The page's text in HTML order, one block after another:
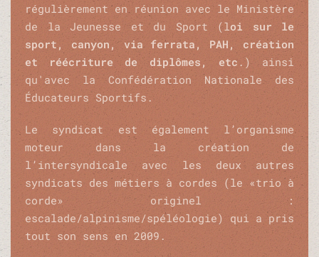
régulièrement en réunion avec le Ministère
de la Jeunesse et du Sport (loi sur le
sport, canyon, via ferrata, PAH, création
et réécriture de diplômes, etc .)
ainsi
qu'avec la Confédération Nationale des
Éducateurs Sportifs .
Le syndicat est également l’organisme
moteur dans la création de
l’intersyndicale avec les deux autres
syndicats des métiers à cordes (le «trio à
corde» originel :
escalade/alpinisme/spéléologie) qui a pris
tout son sens en 2009.